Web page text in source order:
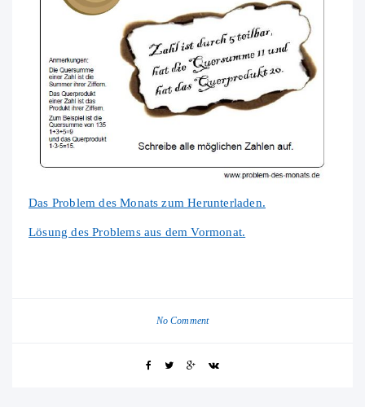
Das Problem des Monats zum Herunterladen.
Lösung des Problems aus dem Vormonat.
No Comment